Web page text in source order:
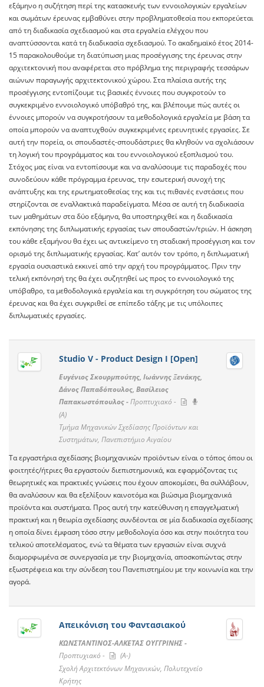
εξάμηνο η συζήτηση περί της κατασκευής των εννοιολογικών εργαλείων
και σωμάτων έρευνας εμβαθύνει στην προβληματοθεσία που εκπορεύεται
από τη διαδικασία σχεδιασμού και στα εργαλεία ελέγχου που
αναπτύσσονται κατά τη διαδικασία σχεδιασμού. Το ακαδημαϊκό έτος 2014-
15 παρακολουθούμε τη διατύπωση μιας προσέγγισης της έρευνας στην
αρχιτεκτονική που αναφέρεται στο πρόβλημα της περιγραφής τεσσάρων
αιώνων παραγωγής αρχιτεκτονικού χώρου. Στα πλαίσια αυτής της
προσέγγισης εντοπίζουμε τις βασικές έννοιες που συγκροτούν το
συγκεκριμένο εννοιολογικό υπόβαθρό της, και βλέπουμε πώς αυτές οι
έννοιες μπορούν να συγκροτήσουν τα μεθοδολογικά εργαλεία με βάση τα
οποία μπορούν να αναπτυχθούν συγκεκριμένες ερευνητικές εργασίες. Σε
αυτή την πορεία, οι σπουδαστές-σπουδάστριες θα κληθούν να σχολιάσουν
τη λογική του προγράμματος και του εννοιολογικού εξοπλισμού του.
Στόχος μας είναι να εντοπίσουμε και να αναλύσουμε τις παραδοχές που
συνοδεύουν κάθε πρόγραμμα έρευνας, την εσωτερική συνοχή της
ανάπτυξης και της ερωτηματοθεσίας της και τις πιθανές ενστάσεις που
στηρίζονται σε εναλλακτικά παραδείγματα. Μέσα σε αυτή τη διαδικασία
των μαθημάτων στα δύο εξάμηνα, θα υποστηριχθεί και η διαδικασία
εκπόνησης της διπλωματικής εργασίας των σπουδαστών/τριών. Η άσκηση
του κάθε εξαμήνου θα έχει ως αντικείμενο τη σταδιακή προσέγγιση και τον
ορισμό της διπλωματικής εργασίας. Κατ’ αυτόν τον τρόπο, η διπλωματική
εργασία ουσιαστικά εκκινεί από την αρχή του προγράμματος. Πριν την
τελική εκπόνησή της θα έχει συζητηθεί ως προς το εννοιολογικό της
υπόβαθρο, τα μεθοδολογικά εργαλεία και τη συγκρότηση του σώματος της
έρευνας και θα έχει συγκριθεί σε επίπεδο τάξης με τις υπόλοιπες
διπλωματικές εργασίες.
Studio V - Product Design I [Open]
Ευγένιος Σκουρμπούτης, Ιωάννης Ξενάκης,
Δάνος Παπαδόπουλος, Βασίλειος
Παπακωστόπουλος -Προπτυχιακό -
(A)
Τμήμα Μηχανικών Σχεδίασης Προϊόντων και
Συστημάτων, Πανεπιστήμιο Αιγαίου
Τα εργαστήρια σχεδίασης βιομηχανικών προϊόντων είναι ο τόπος όπου οι
φοιτητές/ήτριες θα εργαστούν διεπιστημονικά, και εφαρμόζοντας τις
θεωρητικές και πρακτικές γνώσεις που έχουν αποκομίσει, θα συλλάβουν,
θα αναλύσουν και θα εξελίξουν καινοτόμα και βιώσιμα βιομηχανικά
προϊόντα και συστήματα. Προς αυτή την κατεύθυνση η επαγγελματική
πρακτική και η θεωρία σχεδίασης συνδέονται σε μία διαδικασία σχεδίασης
η οποία δίνει έμφαση τόσο στην μεθοδολογία όσο και στην ποιότητα του
τελικού αποτελέσματος, ενώ τα θέματα των εργασιών είναι συχνά
διαμορφωμένα σε συνεργασία με την βιομηχανία, αποσκοπώντας στην
εξωστρέφεια και την σύνδεση του Πανεπιστημίου με την κοινωνία και την
αγορά.
Απεικόνιση του Φαντασιακού
ΚΩΝΣΤΑΝΤΙΝΟΣ-ΑΛΚΕΤΑΣ ΟΥΓΓΡΙΝΗΣ -
Προπτυχιακό -
(A-)
Σχολή Αρχιτεκτόνων Μηχανικών, Πολυτεχνείο
Κρήτης